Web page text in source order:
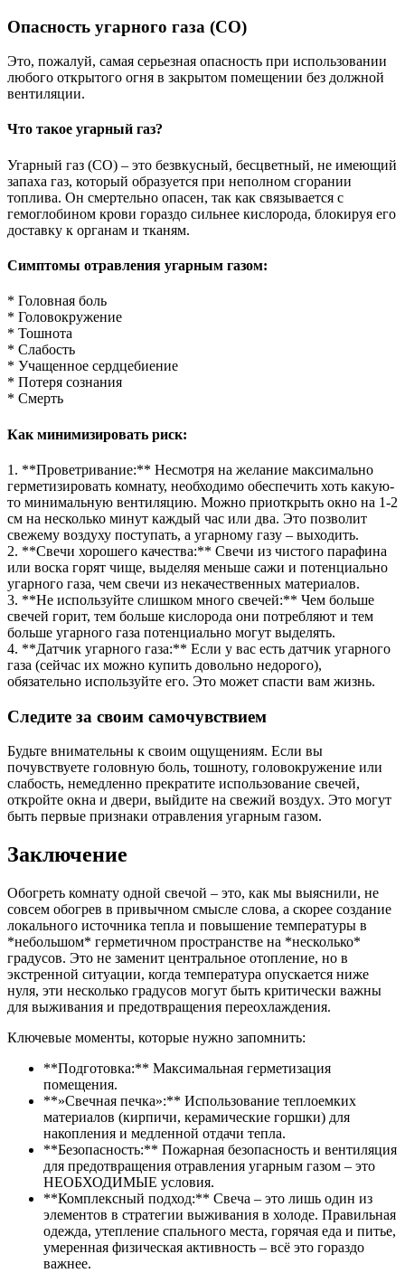
Опасность угарного газа (CO)
Это, пожалуй, самая серьезная опасность при использовании
любого открытого огня в закрытом помещении без должной
вентиляции.
Что такое угарный газ?
Угарный газ (CO) – это безвкусный, бесцветный, не имеющий
запаха газ, который образуется при неполном сгорании
топлива. Он смертельно опасен, так как связывается с
гемоглобином крови гораздо сильнее кислорода, блокируя его
доставку к органам и тканям.
Симптомы отравления угарным газом:
* Головная боль
* Головокружение
* Тошнота
* Слабость
* Учащенное сердцебиение
* Потеря сознания
* Смерть
Как минимизировать риск:
1. **Проветривание:** Несмотря на желание максимально
герметизировать комнату, необходимо обеспечить хоть какую-
то минимальную вентиляцию. Можно приоткрыть окно на 1-2
см на несколько минут каждый час или два. Это позволит
свежему воздуху поступать, а угарному газу – выходить.
2. **Свечи хорошего качества:** Свечи из чистого парафина
или воска горят чище, выделяя меньше сажи и потенциально
угарного газа, чем свечи из некачественных материалов.
3. **Не используйте слишком много свечей:** Чем больше
свечей горит, тем больше кислорода они потребляют и тем
больше угарного газа потенциально могут выделять.
4. **Датчик угарного газа:** Если у вас есть датчик угарного
газа (сейчас их можно купить довольно недорого),
обязательно используйте его. Это может спасти вам жизнь.
Следите за своим самочувствием
Будьте внимательны к своим ощущениям. Если вы
почувствуете головную боль, тошноту, головокружение или
слабость, немедленно прекратите использование свечей,
откройте окна и двери, выйдите на свежий воздух. Это могут
быть первые признаки отравления угарным газом.
Заключение
Обогреть комнату одной свечой – это, как мы выяснили, не
совсем обогрев в привычном смысле слова, а скорее создание
локального источника тепла и повышение температуры в
*небольшом* герметичном пространстве на *несколько*
градусов. Это не заменит центральное отопление, но в
экстренной ситуации, когда температура опускается ниже
нуля, эти несколько градусов могут быть критически важны
для выживания и предотвращения переохлаждения.
Ключевые моменты, которые нужно запомнить:
**Подготовка:** Максимальная герметизация
помещения.
**»Свечная печка»:** Использование теплоемких
материалов (кирпичи, керамические горшки) для
накопления и медленной отдачи тепла.
**Безопасность:** Пожарная безопасность и вентиляция
для предотвращения отравления угарным газом – это
НЕОБХОДИМЫЕ условия.
**Комплексный подход:** Свеча – это лишь один из
элементов в стратегии выживания в холоде. Правильная
одежда, утепление спального места, горячая еда и питье,
умеренная физическая активность – всё это гораздо
важнее.